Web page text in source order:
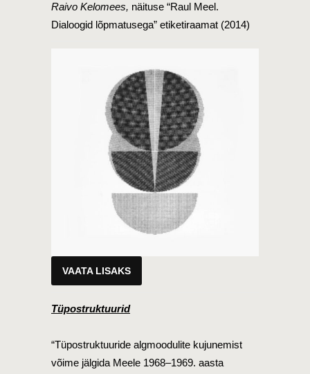
Raivo Kelomees, näituse “Raul Meel.
Dialoogid lõpmatusega” etiketiraamat (2014)
VAATA LISAKS
Tüpostruktuurid
“Tüpostruktuuride algmoodulite kujunemist
võime jälgida Meele 1968–1969. aasta